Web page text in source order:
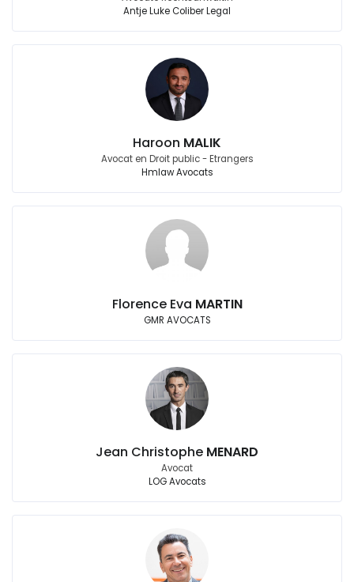
Antje Luke Coliber Legal
Haroon MALIK
Avocat en Droit public - Etrangers
Hmlaw Avocats
Florence Eva MARTIN
GMR AVOCATS
Jean Christophe MENARD
Avocat
LOG Avocats